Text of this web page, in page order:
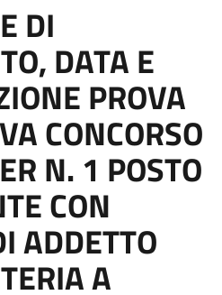
DI
DATA E
PROVA
CONCORSO
N. 1 POSTO
CON
ADDETTO
A